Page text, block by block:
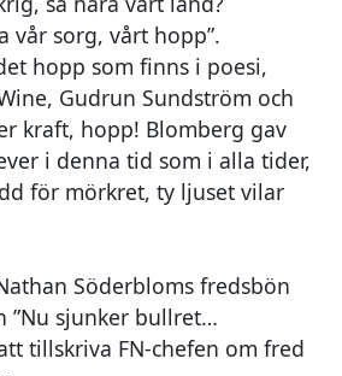
vår sorg, vårt hopp”.
hopp som finns i poesi,
Gudrun Sundström och
kraft, hopp! Blomberg gav
i denna tid som i alla tider,
för mörkret, ty ljuset vilar
Söderbloms fredsbön
”Nu sjunker bullret…
tillskriva FN-chefen om fred